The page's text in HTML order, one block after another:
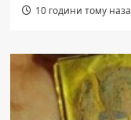
10 години тому